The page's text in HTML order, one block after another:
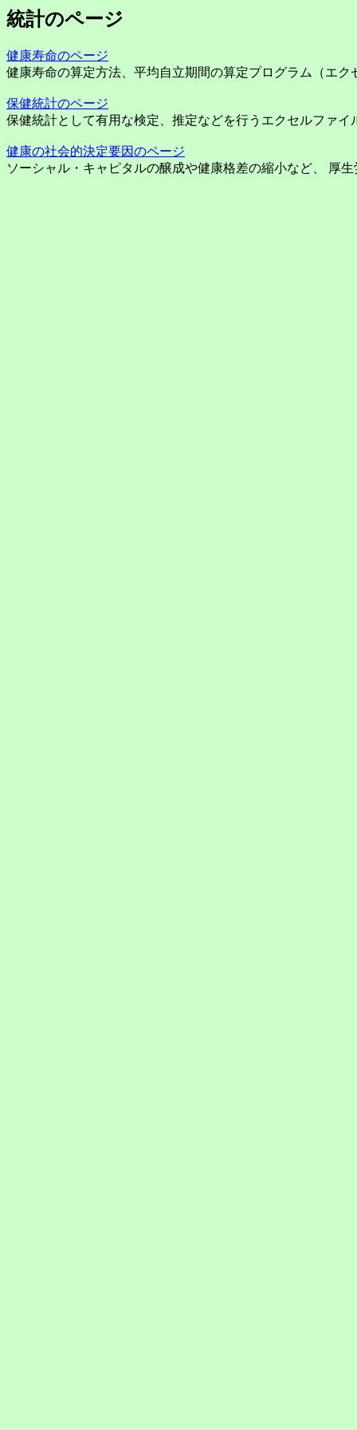
統計のページ
健康寿命のページ
健康寿命の算定方法、平均自立期間の算定プログラム（エク
保健統計のページ
保健統計として有用な検定、推定などを行うエクセルファイ
健康の社会的決定要因のページ
ソーシャル・キャピタルの醸成や健康格差の縮小など、 厚